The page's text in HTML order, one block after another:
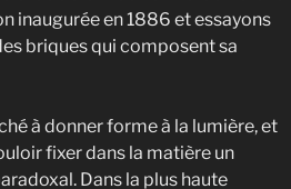
inaugurée en 1886 et essayons
briques qui composent sa
à donner forme à la lumière, et
fixer dans la matière un
Dans la plus haute